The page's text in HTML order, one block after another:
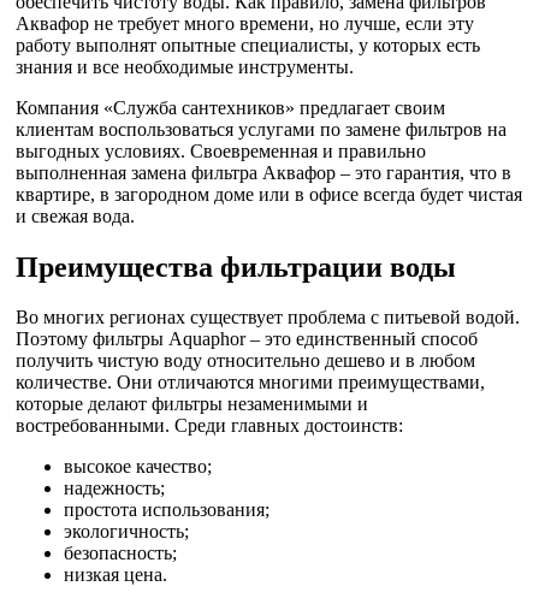
Аквафор не требует много времени, но лучше, если эту
работу выполнят опытные специалисты, у которых есть
знания и все необходимые инструменты.
Компания «Служба сантехников» предлагает своим
клиентам воспользоваться услугами по замене фильтров на
выгодных условиях. Своевременная и правильно
выполненная замена фильтра Аквафор – это гарантия, что в
квартире, в загородном доме или в офисе всегда будет чистая
и свежая вода.
Преимущества фильтрации воды
Во многих регионах существует проблема с питьевой водой.
Поэтому фильтры Aquaphor – это единственный способ
получить чистую воду относительно дешево и в любом
количестве. Они отличаются многими преимуществами,
которые делают фильтры незаменимыми и
востребованными. Среди главных достоинств:
высокое качество;
надежность;
простота использования;
экологичность;
безопасность;
низкая цена.